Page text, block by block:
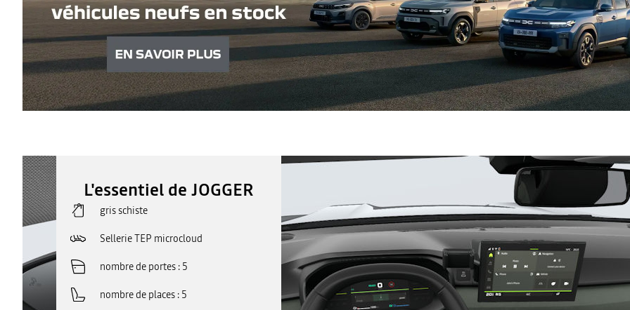
L'essentiel de JOGGER
gris schiste
Sellerie TEP microcloud
nombre de portes 5
nombre de places 5